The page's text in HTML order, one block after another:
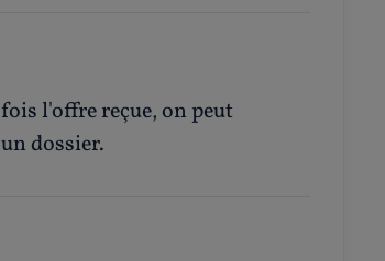
l'offre reçue, on peut
dossier.